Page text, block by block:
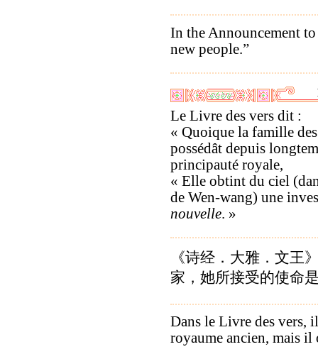
In the Announcement
new people.”
Le Livre des vers dit :
« Quoique la famille
possédât depuis
principauté royale,
« Elle obtint du ciel
de Wen-wang) une
nouvelle. »
《诗经．大雅．文王
家，她所接受的使命
Dans le Livre des vers,
royaume ancien, mais